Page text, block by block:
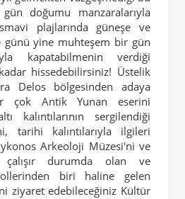
doğumu manzaralarıyla
plajlarında güneşe ve
günü yine muhteşem bir gün
kapatabilmenin verdiği
hissedebilirsiniz! Üstelik
Delos bölgesinden adaya
çok Antik Yunan eserini
kalıntılarının sergilendiği
tarihi kalıntılarıyla ilgileri
Arkeoloji Müzesi'ni ve
çalışır durumda olan ve
biri haline gelen
ziyaret edebileceğiniz Kültür